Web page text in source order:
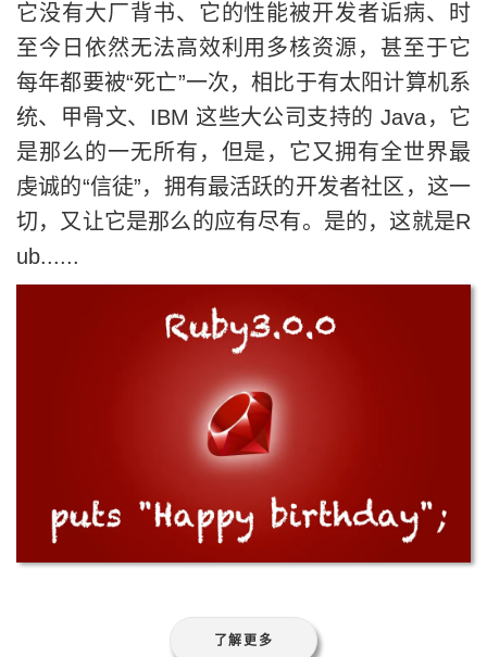
它没有大厂背书、它的性能被开发者诟病、时
至今日依然无法高效利用多核资源，甚至于它
每年都要被“死亡”一次，相比于有太阳计算机系
统、甲骨文、IBM 这些大公司支持的 Java，它
是那么的一无所有，但是，它又拥有全世界最
虔诚的“信徒”，拥有最活跃的开发者社区，这一
切，又让它是那么的应有尽有。是的，这就是R
ub......
了解更多